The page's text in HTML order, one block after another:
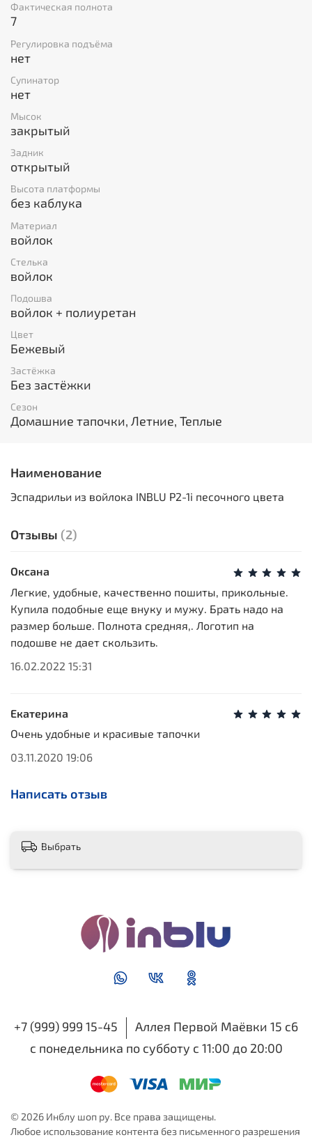
Фактическая полнота
7
Регулировка подъёма
нет
Супинатор
нет
Мысок
закрытый
Задник
открытый
Высота платформы
без каблука
Материал
войлок
Стелька
войлок
Подошва
войлок + полиуретан
Цвет
Бежевый
Застёжка
Без застёжки
Сезон
Домашние тапочки, Летние, Теплые
Наименование
Эспадрильи из войлока INBLU P2-1i песочного цвета
Отзывы (2)
Оксана
Легкие, удобные, качественно пошиты, прикольные.
Купила подобные еще внуку и мужу. Брать надо на
размер больше. Полнота средняя,. Логотип на
подошве не дает скользить.
16.02.2022 15:31
Екатерина
Очень удобные и красивые тапочки
03.11.2020 19:06
Написать отзыв
Выбрать
+7 (999) 999 15-45
Аллея Первой Маёвки 15 с6
с понедельника по субботу с 11:00 до 20:00
© 2026 Инблу шоп ру. Все права защищены.
Любое использование контента без письменного разрешения